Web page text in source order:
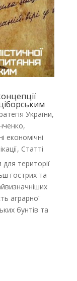
України,
,
економічні
, Статті
території
гострих та
аграрної
бунтів та